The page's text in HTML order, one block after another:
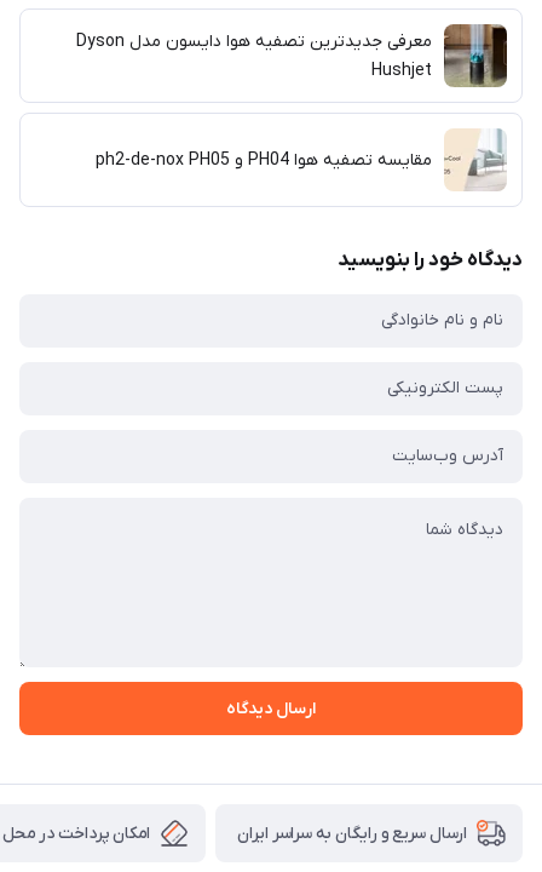
معرفی جدیدترین تصفیه هوا دایسون مدل Dyson
Hushjet
مقایسه تصفیه هوا PH04 و ph2-de-nox PH05
دیدگاه خود را بنویسید
ارسال دیدگاه
ارسال سریع و رایگان به سراسر ایران امکان پرداخت در محل